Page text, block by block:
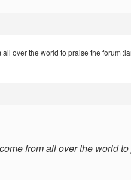
over the world to praise the forum
from all over the world